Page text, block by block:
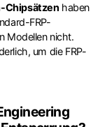
Chipsätzen haben
FRP-
Modellen nicht.
um die FRP-